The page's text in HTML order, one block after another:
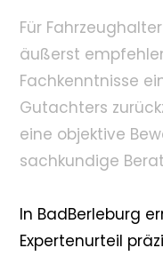
Für
äußerst
Fachkenntnisse
Gutachters
eine objektive
sachkundige
In BadBerleburg
Expertenurteil